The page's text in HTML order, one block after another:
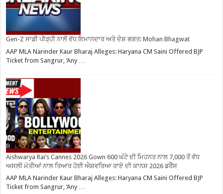
Gen-Z ਸਾਡੀ ਪੀੜ੍ਹੀ ਨਾਲੋਂ ਵੱਧ ਇਮਾਨਦਾਰ ਅਤੇ ਦੇਸ਼ ਭਗਤ: Mohan Bhagwat
AAP MLA Narinder Kaur Bharaj Alleges: Haryana CM Saini Offered BJP
Ticket from Sangrur, ‘Any …
Aishwarya Rai’s Cannes 2026 Gown 600 ਘੰਟੇ ਦੀ ਮਿਹਨਤ ਨਾਲ 7,000 ਤੋਂ ਵੱਧ
ਅਸਲੀ ਮੋਤੀਆਂ ਨਾਲ ਤਿਆਰ ਹੋਈ ਐਸ਼ਵਰਿਆ ਰਾਏ ਦੀ ਕਾਨਸ 2026 ਡਰੈੱਸ
AAP MLA Narinder Kaur Bharaj Alleges: Haryana CM Saini Offered BJP
Ticket from Sangrur, ‘Any …